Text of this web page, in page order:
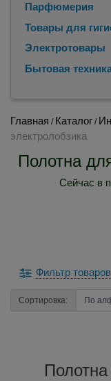
Парфюмерия
Товары для
Электротовары
Бытовая
Главная / Каталог /
электролобзика
Полотна
Сейчас в
Фильтр товаров
Сортировка: